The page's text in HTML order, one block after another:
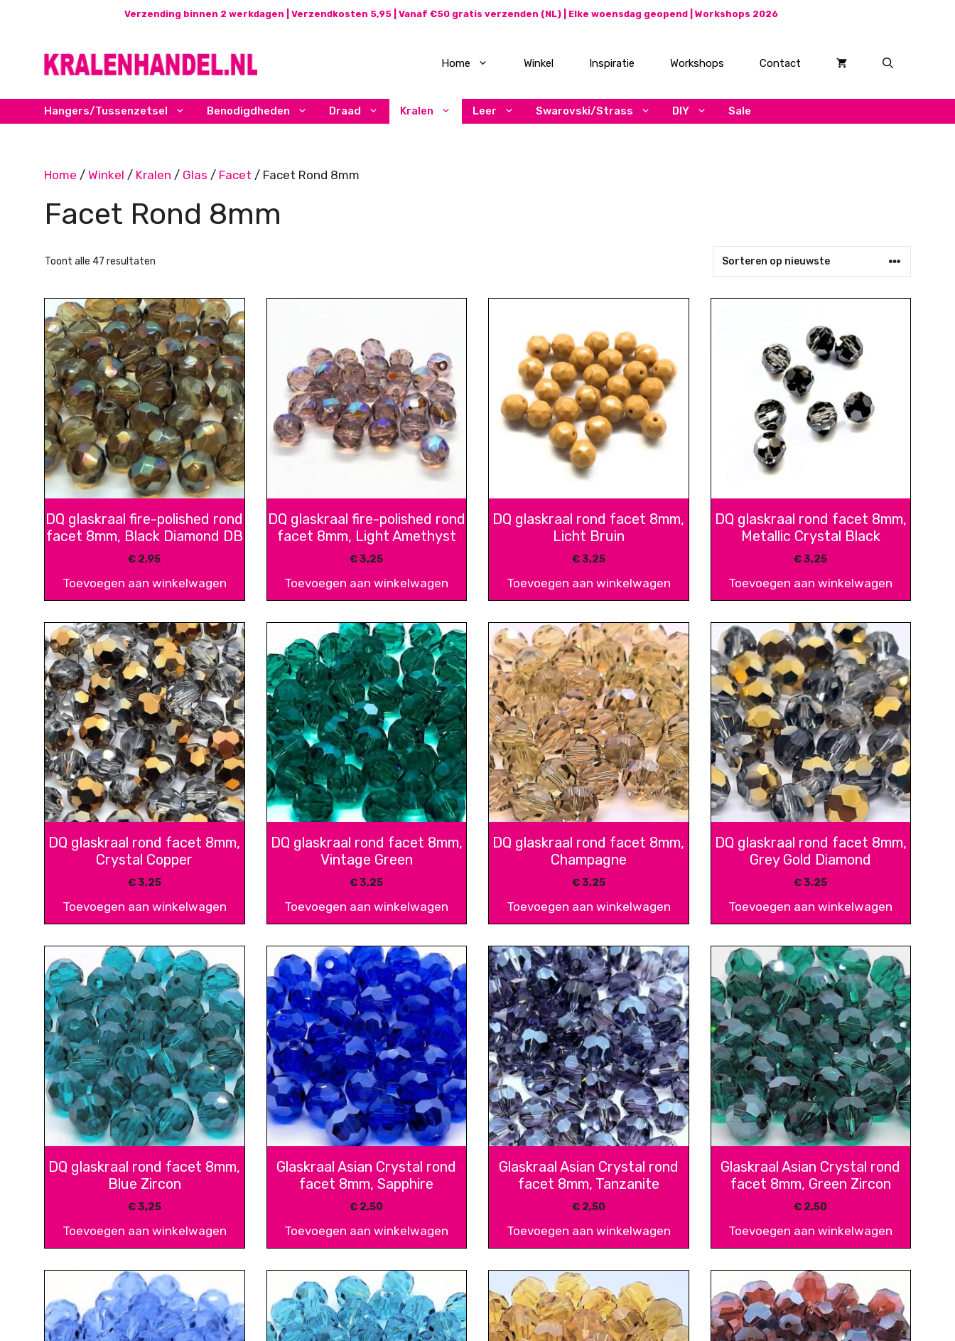
Verzending binnen 2 werkdagen | Verzendkosten 5,95 | Vanaf €50 gratis verzenden (NL) | Elke woensdag geopend | Workshops 2026
Home Winkel Inspiratie Workshops Contact
Hangers/Tussenzetsel Benodigdheden Draad Kralen Leer Swarovski/Strass DIY Sale
Home / Winkel / Kralen / Glas / Facet / Facet Rond 8mm
Facet Rond 8mm
Toont alle 47 resultaten
DQ glaskraal fire-polished rond
facet 8mm, Black Diamond DB
€ 2,95
Toevoegen aan winkelwagen
DQ glaskraal fire-polished rond
facet 8mm, Light Amethyst
€3,25
Toevoegen aan winkelwagen
DQ glaskraal rond facet 8mm,
Licht Bruin
€3,25
Toevoegen aan winkelwagen
DQ glaskraal rond facet 8mm,
Metallic Crystal Black
€3,25
Toevoegen aan winkelwagen
DQ glaskraal rond facet 8mm,
Crystal Copper
€3,25
Toevoegen aan winkelwagen
DQ glaskraal rond facet 8mm,
Vintage Green
€3,25
Toevoegen aan winkelwagen
DQ glaskraal rond facet 8mm,
Champagne
€3,25
Toevoegen aan winkelwagen
DQ glaskraal rond facet 8mm,
Grey Gold Diamond
€3,25
Toevoegen aan winkelwagen
DQ glaskraal rond facet 8mm,
Blue Zircon
€3,25
Toevoegen aan winkelwagen
Glaskraal Asian Crystal rond
facet 8mm, Sapphire
€ 2,50
Toevoegen aan winkelwagen
Glaskraal Asian Crystal rond
facet 8mm, Tanzanite
€2,50
Toevoegen aan winkelwagen
Glaskraal Asian Crystal rond
facet 8mm, Green Zircon
€ 2,50
Toevoegen aan winkelwagen